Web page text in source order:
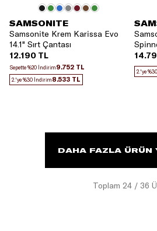
SAMSONITE
Samsonite Krem Karissa Evo
14.1" Sırt Çantası
12.190 TL
Sepette %20 İndirim9.752 TL
2.'ye %30 İndirim8.533 TL
Boy
2.'ye
Toplam 24 / 36
DAHA FAZLA ÜRÜN